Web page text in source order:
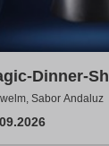
Dinner-
Sabor Andaluz